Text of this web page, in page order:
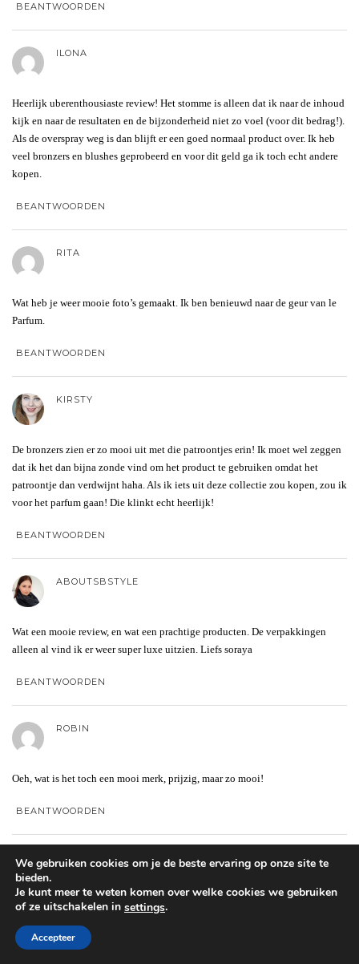
BEANTWOORDEN
ILONA
Heerlijk uberenthousiaste review! Het stomme is alleen dat ik naar de inhoud
kijk en naar de resultaten en de bijzonderheid niet zo voel (voor dit bedrag!).
Als de overspray weg is dan blijft er een goed normaal product over. Ik heb
veel bronzers en blushes geprobeerd en voor dit geld ga ik toch echt andere
kopen.
BEANTWOORDEN
RITA
Wat heb je weer mooie foto’s gemaakt. Ik ben benieuwd naar de geur van le
Parfum.
BEANTWOORDEN
KIRSTY
De bronzers zien er zo mooi uit met die patroontjes erin! Ik moet wel zeggen
dat ik het dan bijna zonde vind om het product te gebruiken omdat het
patroontje dan verdwijnt haha. Als ik iets uit deze collectie zou kopen, zou ik
voor het parfum gaan! Die klinkt echt heerlijk!
BEANTWOORDEN
ABOUTSBSTYLE
Wat een mooie review, en wat een prachtige producten. De verpakkingen
alleen al vind ik er weer super luxe uitzien. Liefs soraya
BEANTWOORDEN
ROBIN
Oeh, wat is het toch een mooi merk, prijzig, maar zo mooi!
BEANTWOORDEN
IER
Is het gebruikelijk dat bronzers in deze prijscategorie een overspray hebben?
Vind ik wel bijzonder.
We gebruiken cookies om je de beste ervaring op onze site te
bieden.
Je kunt meer te weten komen over welke cookies we gebruiken
of ze uitschakelen in settings.
Accepteer